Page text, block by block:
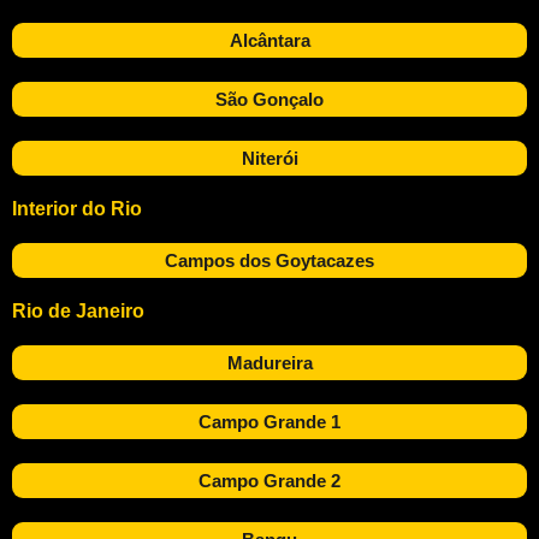
Alcântara
São Gonçalo
Niterói
Interior do Rio
Campos dos Goytacazes
Rio de Janeiro
Madureira
Campo Grande 1
Campo Grande 2